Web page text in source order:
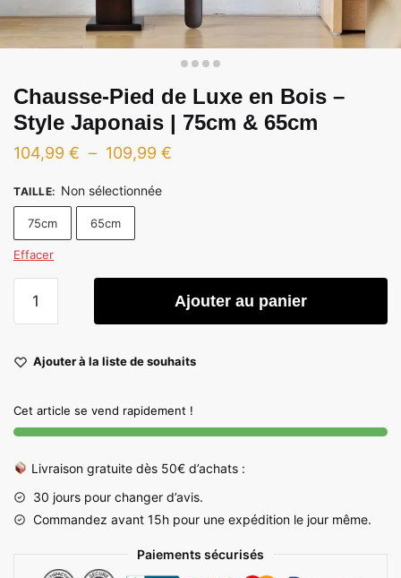
Chausse-Pied de Luxe en Bois –
Style Japonais | 75cm & 65cm
104,99 € – 109,99 €
109,99 €
TAILLE: Non sélectionnée
75cm 65cm
Effacer
de
en
Bois
–
Japonais
|
Ajouter au panier
Ajouter à la liste de souhaits
Cet article se vend rapidement !
Livraison gratuite dès 50€ d’achats :
30 jours pour changer d’avis.
Commandez avant 15h pour une expédition le jour même.
Paiements sécurisés